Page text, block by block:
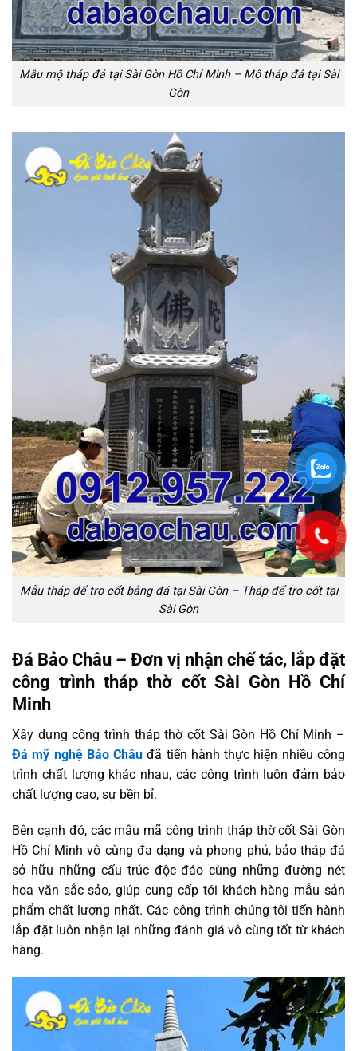
Mẫu mộ tháp đá tại Sài Gòn Hồ Chí Minh – Mộ tháp đá tại Sài
Gòn
Mẫu tháp để tro cốt bằng đá tại Sài Gòn – Tháp để tro cốt tại
Sài Gòn
Đá Bảo Châu – Đơn vị nhận chế tác, lắp đặt
công trình tháp thờ cốt Sài Gòn Hồ Chí
Minh
Xây dựng công trình tháp thờ cốt Sài Gòn Hồ Chí Minh –
Đá mỹ nghệ Bảo Châu đã tiến hành thực hiện nhiều công
trình chất lượng khác nhau, các công trình luôn đảm bảo
chất lượng cao, sự bền bỉ.
Bên cạnh đó, các mẫu mã công trình tháp thờ cốt Sài Gòn
Hồ Chí Minh vô cùng đa dạng và phong phú, bảo tháp đá
sở hữu những cấu trúc độc đáo cùng những đường nét
hoa văn sắc sảo, giúp cung cấp tới khách hàng mẫu sản
phẩm chất lượng nhất. Các công trình chúng tôi tiến hành
lắp đặt luôn nhận lại những đánh giá vô cùng tốt từ khách
hàng.